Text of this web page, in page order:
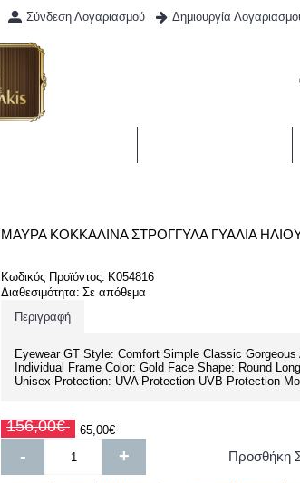
Σύνδεση Λογαριασμού Δημιουργία
ΜΑΎΡΑ ΚΟΚΚΆΛΙΝΑ ΣΤΡΟΓΓΥΛΆ ΓΥΑΛΙΆ
Κωδικός Προϊόντος: K054816
Διαθεσιμότητα: Σε απόθεμα
Περιγραφή
Eyewear GT Style: Comfort Simple Classic Gorgeous
Individual Frame Color: Gold Face Shape: Round
Unisex Protection: UVA Protection UVB Protection
156,00€ 65,00€
- + Προσθήκη